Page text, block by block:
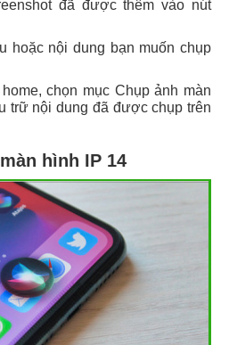
đã được thêm vào nút
hoặc nội dung bạn muốn chụp
chọn mục Chụp ảnh màn
trữ nội dung đã được chụp trên
hình IP 14